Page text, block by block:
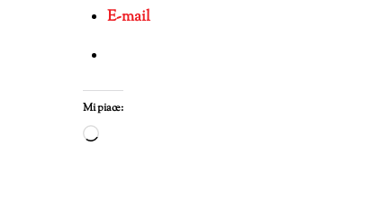
E-mail
Mi piace:
Caricamento